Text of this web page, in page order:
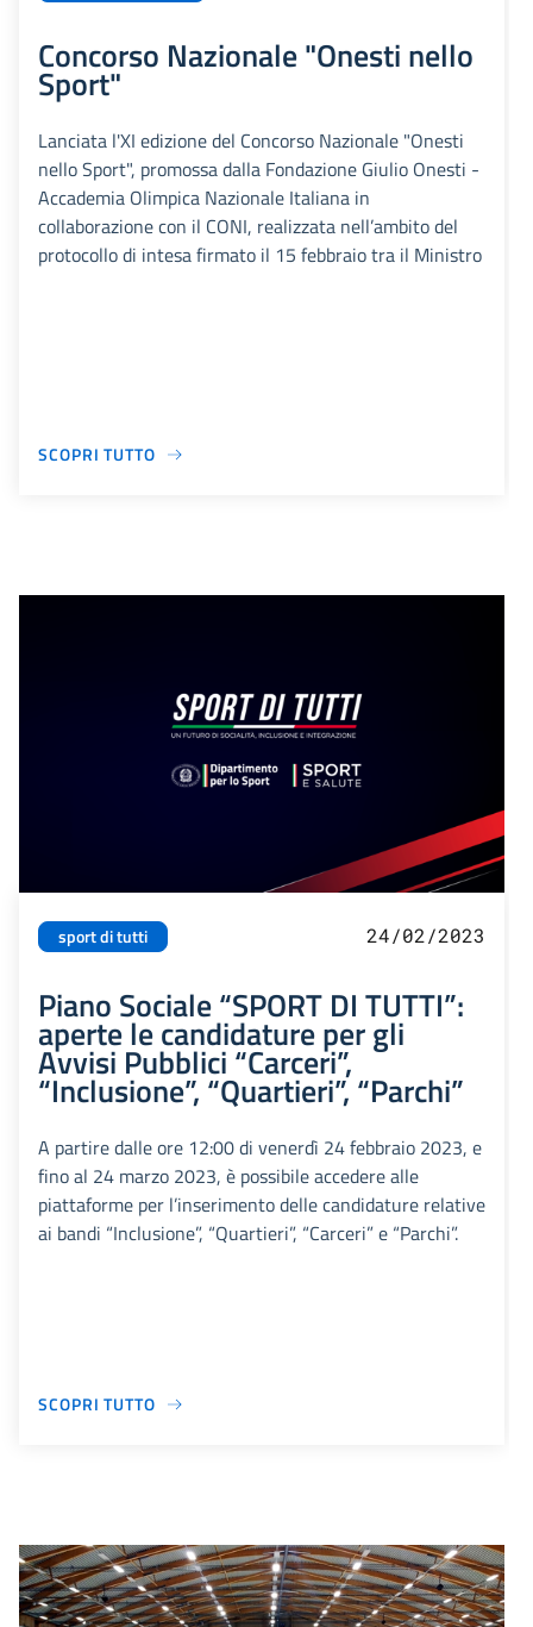
Concorso Nazionale "Onesti nello
Sport"
Lanciata l'XI edizione del Concorso Nazionale "Onesti
nello Sport", promossa dalla Fondazione Giulio Onesti -
Accademia Olimpica Nazionale Italiana in
collaborazione con il CONI, realizzata nell’ambito del
protocollo di intesa firmato il 15 febbraio tra il Ministro
SCOPRI TUTTO
sport di tutti 24/02/2023
Piano Sociale “SPORT DI TUTTI”:
aperte le candidature per gli
Avvisi Pubblici “Carceri”,
“Inclusione”, “Quartieri”, “Parchi”
A partire dalle ore 12:00 di venerdì 24 febbraio 2023, e
fino al 24 marzo 2023, è possibile accedere alle
piattaforme per l’inserimento delle candidature relative
ai bandi “Inclusione”, “Quartieri”, “Carceri” e “Parchi”.
SCOPRI TUTTO